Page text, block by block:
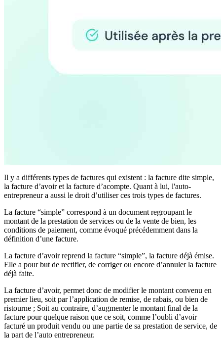
Il y a différents types de factures qui existent : la facture dite simple,
la facture d’avoir et la facture d’acompte. Quant à lui, l'auto-
entrepreneur a aussi le droit d’utiliser ces trois types de factures.
La facture “simple” correspond à un document regroupant le
montant de la prestation de services ou de la vente de bien, les
conditions de paiement, comme évoqué précédemment dans la
définition d’une facture.
La facture d’avoir reprend la facture “simple”, la facture déjà émise.
Elle a pour but de rectifier, de corriger ou encore d’annuler la facture
déjà faite.
La facture d’avoir, permet donc de modifier le montant convenu en
premier lieu, soit par l’application de remise, de rabais, ou bien de
ristourne ; Soit au contraire, d’augmenter le montant final de la
facture pour quelque raison que ce soit, comme l’oubli d’avoir
facturé un produit vendu ou une partie de sa prestation de service, de
la part de l’auto entrepreneur.